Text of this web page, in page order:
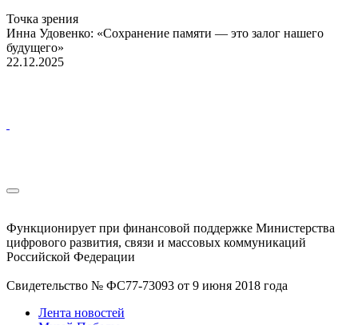
Точка зрения
Инна Удовенко: «Сохранение памяти — это залог нашего
будущего»
22.12.2025
Функционирует при финансовой поддержке Министерства
цифрового развития, связи и массовых коммуникаций
Российской Федерации
Свидетельство № ФС77-73093 от 9 июня 2018 года
Лента новостей